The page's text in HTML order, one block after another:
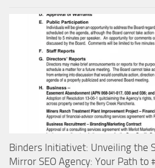
Binders Initiativet: Unveiling the
Mirror SEO Agency: Your Path to